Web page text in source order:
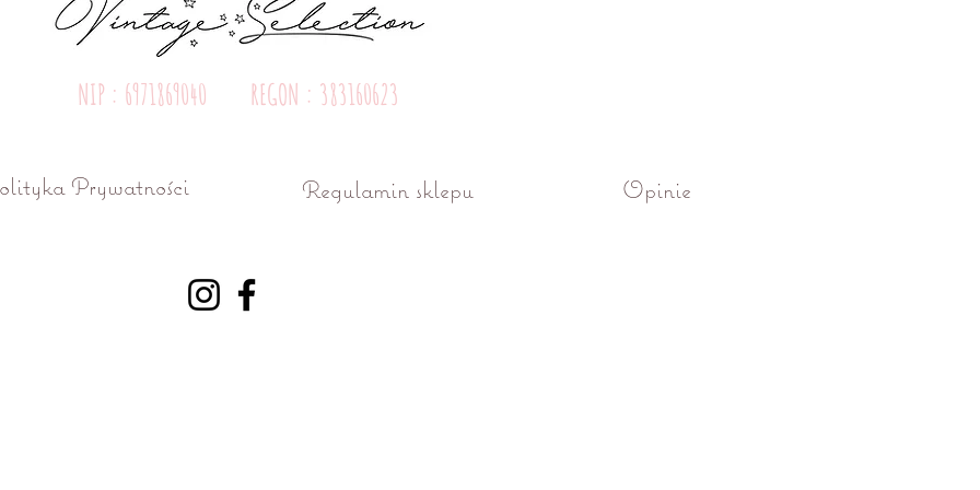
NIP : 6971869040 REGON : 383160623
ul. Różana 15Prywatności Regulamin sklepu Opinie